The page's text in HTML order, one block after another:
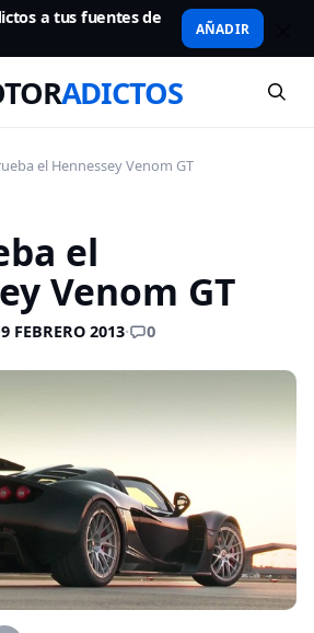
a tus fuentes de
AÑADIR
ADICTOS
el Hennessey Venom GT
el
Venom GT
9 FEBRERO 2013· 0